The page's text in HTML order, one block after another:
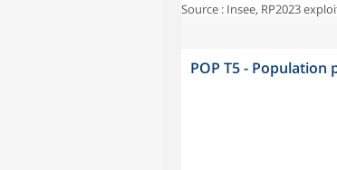
Source : Insee, RP2023
POP T5 - Population